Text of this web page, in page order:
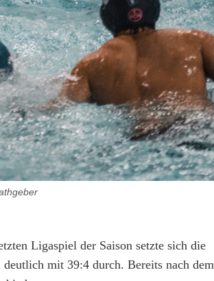
Ligaspiel der Saison setzte sich die
mit 39:4 durch. Bereits nach dem